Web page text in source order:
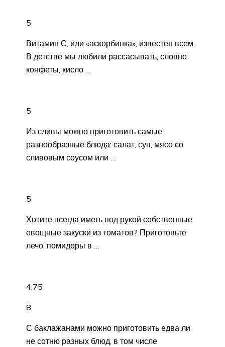
5
Витамин С, или «аскорбинка», известен всем.
В детстве мы любили рассасывать, словно
конфеты, кисло …
5
Из сливы можно приготовить самые
разнообразные блюда: салат, суп, мясо со
сливовым соусом или …
5
Хотите всегда иметь под рукой собственные
овощные закуски из томатов? Приготовьте
лечо, помидоры в …
4,75
8
С баклажанами можно приготовить едва ли
не сотню разных блюд, в том числе